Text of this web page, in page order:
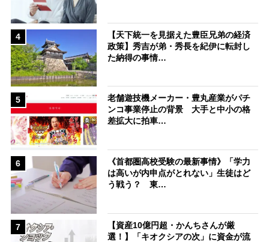
4
【天下統一を見据えた豊臣兄弟の経済
政策】秀吉が弟・秀長を紀伊に転封し
た納得の事情…
5
老舗遊技機メーカー・豊丸産業がパチ
ンコ事業停止の背景 大手と中小の格
差拡大に拍車…
6
《首都圏高校受験の最新事情》「学力
は高いが内申点がとれない」生徒はど
う戦う？ 東…
7
【資産10億円超・かんちさんが厳
選！】「キオクシアの次」に資金が流